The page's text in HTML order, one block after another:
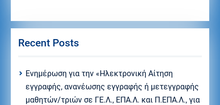
Recent Posts
Eνημέρωση για την «Ηλεκτρονική Αίτηση
εγγραφής, ανανέωσης εγγραφής ή μετεγγραφής
μαθητών/τριών σε ΓΕ.Λ., ΕΠΑ.Λ. και Π.ΕΠΑ.Λ., για